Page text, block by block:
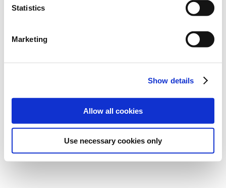
Statistics
Marketing
Show details
Allow all cookies
Use necessary cookies only